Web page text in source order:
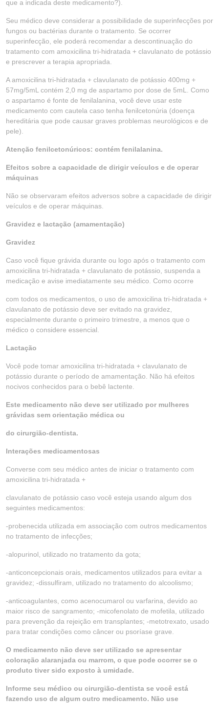
que a indicada deste medicamento?).
Seu médico deve considerar a possibilidade de superinfecções por
fungos ou bactérias durante o tratamento. Se ocorrer
superinfecção, ele poderá recomendar a descontinuação do
tratamento com amoxicilina tri-hidratada + clavulanato de potássio
e prescrever a terapia apropriada.
A amoxicilina tri-hidratada + clavulanato de potássio 400mg +
57mg/5mL contém 2,0 mg de aspartamo por dose de 5mL. Como
o aspartamo é fonte de fenilalanina, você deve usar este
medicamento com cautela caso tenha fenilcetonúria (doença
hereditária que pode causar graves problemas neurológicos e de
pele).
Atenção fenilcetonúricos: contém fenilalanina.
Efeitos sobre a capacidade de dirigir veículos e de operar
máquinas
Não se observaram efeitos adversos sobre a capacidade de dirigir
veículos e de operar máquinas.
Gravidez e lactação (amamentação)
Gravidez
Caso você fique grávida durante ou logo após o tratamento com
amoxicilina tri-hidratada + clavulanato de potássio, suspenda a
medicação e avise imediatamente seu médico. Como ocorre
com todos os medicamentos, o uso de amoxicilina tri-hidratada +
clavulanato de potássio deve ser evitado na gravidez,
especialmente durante o primeiro trimestre, a menos que o
médico o considere essencial.
Lactação
Você pode tomar amoxicilina tri-hidratada + clavulanato de
potássio durante o período de amamentação. Não há efeitos
nocivos conhecidos para o bebê lactente.
Este medicamento não deve ser utilizado por mulheres
grávidas sem orientação médica ou
do cirurgião-dentista.
Interações medicamentosas
Converse com seu médico antes de iniciar o tratamento com
amoxicilina tri-hidratada +
clavulanato de potássio caso você esteja usando algum dos
seguintes medicamentos:
-probenecida utilizada em associação com outros medicamentos
no tratamento de infecções;
-alopurinol, utilizado no tratamento da gota;
-anticoncepcionais orais, medicamentos utilizados para evitar a
gravidez; -dissulfiram, utilizado no tratamento do alcoolismo;
-anticoagulantes, como acenocumarol ou varfarina, devido ao
maior risco de sangramento; -micofenolato de mofetila, utilizado
para prevenção da rejeição em transplantes; -metotrexato, usado
para tratar condições como câncer ou psoríase grave.
O medicamento não deve ser utilizado se apresentar
coloração alaranjada ou marrom, o que pode ocorrer se o
produto tiver sido exposto à umidade.
Informe seu médico ou cirurgião-dentista se você está
fazendo uso de algum outro medicamento. Não use